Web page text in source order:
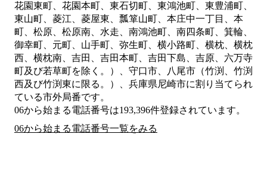
花園東町、花園本町、東石切町、東鴻池町、東豊浦町、
東山町、菱江、菱屋東、瓢箪山町、本庄中一丁目、本
町、松原、松原南、水走、南鴻池町、南四条町、箕輪、
御幸町、元町、山手町、弥生町、横小路町、横枕、横枕
西、横枕南、吉田、吉田本町、吉田下島、吉原、六万寺
町及び若草町を除く。）、守口市、八尾市（竹渕、竹渕
西及び竹渕東に限る。）、兵庫県尼崎市に割り当てられ
ている市外局番です。
06から始まる電話番号は193,396件登録されています。
06から始まる電話番号一覧をみる